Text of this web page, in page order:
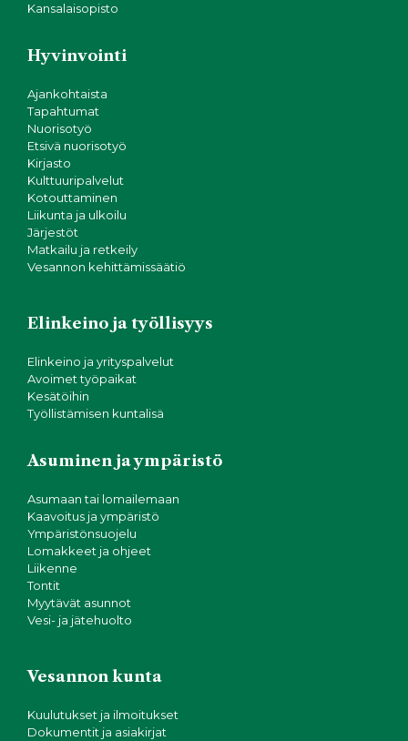
Kansalaisopisto
Hyvinvointi
Ajankohtaista
Tapahtumat
Nuorisotyö
Etsivä nuorisotyö
Kirjasto
Kulttuuripalvelut
Kotouttaminen
Liikunta ja ulkoilu
Järjestöt
Matkailu ja retkeily
Vesannon kehittämissäätiö
Elinkeino ja työllisyys
Elinkeino ja yrityspalvelut
Avoimet työpaikat
Kesätöihin
Työllistämisen kuntalisä
Asuminen ja ympäristö
Asumaan tai lomailemaan
Kaavoitus ja ympäristö
Ympäristönsuojelu
Lomakkeet ja ohjeet
Liikenne
Tontit
Myytävät asunnot
Vesi- ja jätehuolto
Vesannon kunta
Kuulutukset ja ilmoitukset
Dokumentit ja asiakirjat